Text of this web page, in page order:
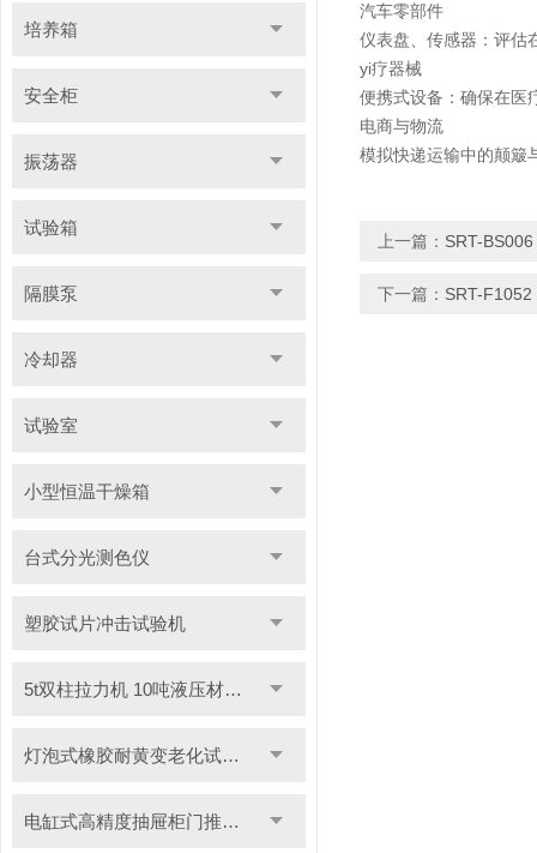
培养箱
安全柜
振荡器
试验箱
隔膜泵
冷却器
试验室
小型恒温干燥箱
台式分光测色仪
塑胶试片冲击试验机
5t双柱拉力机 10吨液压材料拉力试验机
灯泡式橡胶耐黄变老化试验机
电缸式高精度抽屉柜门推拉试验机
汽车零部件
仪表盘、传感器：评估
yi疗器械
便携式设备：确保在医
电商与物流
模拟快递运输中的颠簸
上一篇： SRT-
下一篇： SRT-